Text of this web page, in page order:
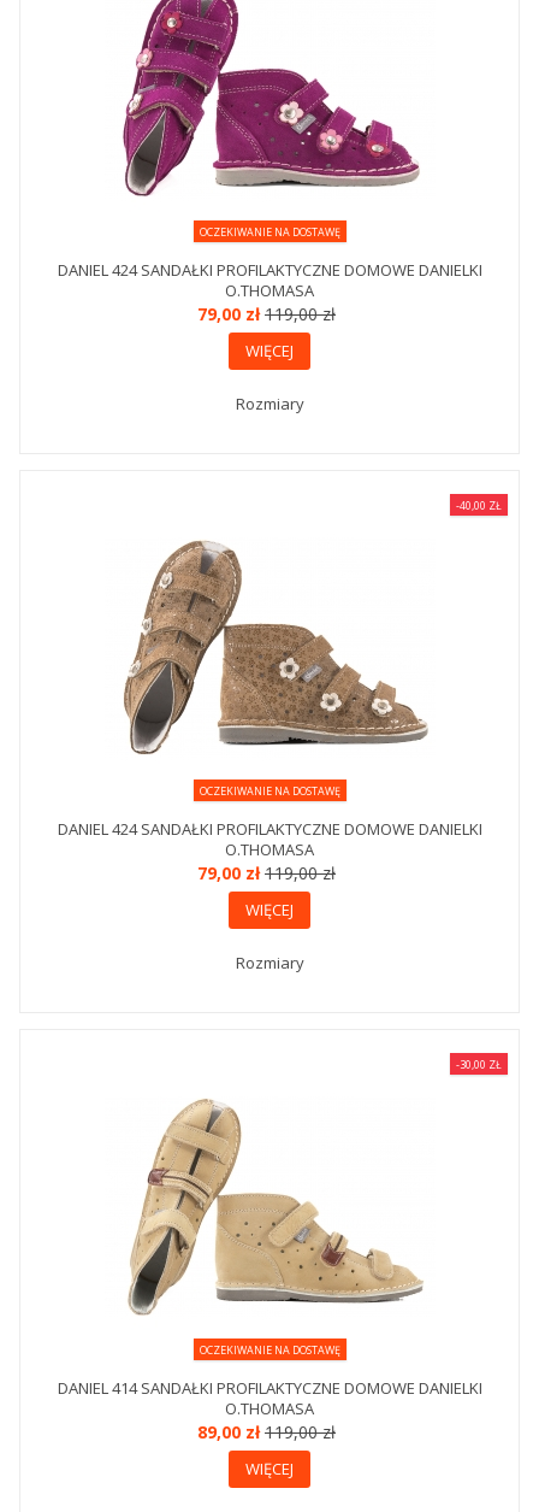
OCZEKIWANIE NA DOSTAWĘ
DANIEL 424 SANDAŁKI PROFILAKTYCZNE DOMOWE DANIELKI
O.THOMASA
79,00 zł119,00 zł
WIĘCEJ
Rozmiary
-40,00 ZŁ
OCZEKIWANIE NA DOSTAWĘ
DANIEL 424 SANDAŁKI PROFILAKTYCZNE DOMOWE DANIELKI
O.THOMASA
79,00 zł119,00 zł
WIĘCEJ
Rozmiary
-30,00 ZŁ
OCZEKIWANIE NA DOSTAWĘ
DANIEL 414 SANDAŁKI PROFILAKTYCZNE DOMOWE DANIELKI
O.THOMASA
89,00 zł119,00 zł
WIĘCEJ